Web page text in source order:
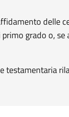
delle
grado o,
testamentaria